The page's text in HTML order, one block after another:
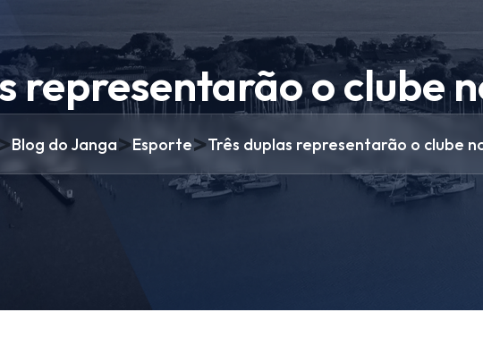
representarão o clube
Blog do Janga>Esporte>Três duplas representarão o clube